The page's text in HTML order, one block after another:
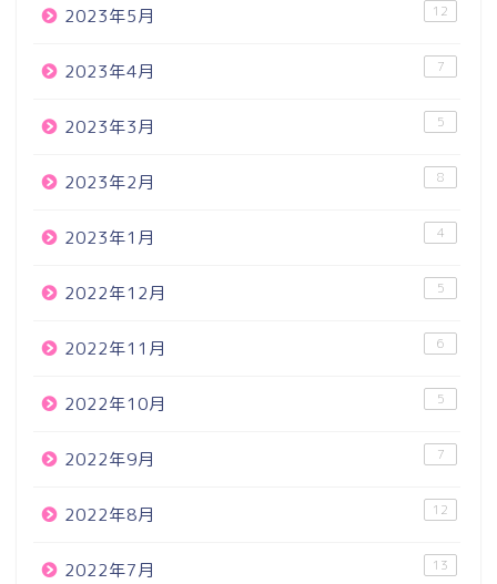
2023年5月 12
2023年4月 7
2023年3月 5
2023年2月 8
2023年1月 4
2022年12月 5
2022年11月 6
2022年10月 5
2022年9月 7
2022年8月 12
2022年7月 13